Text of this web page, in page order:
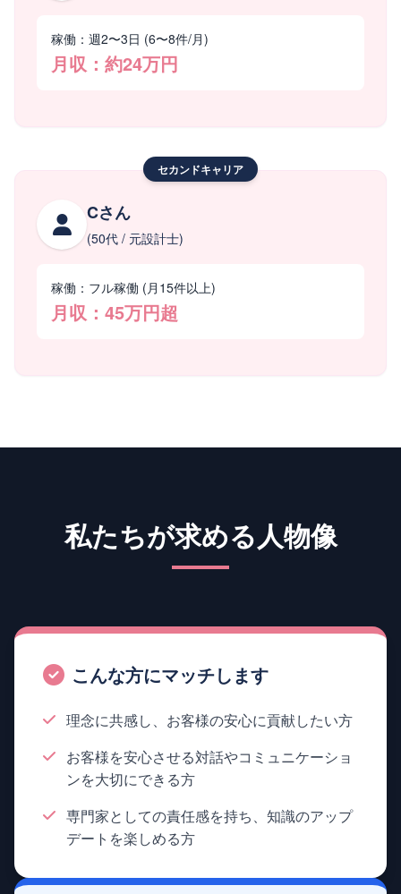
稼働：週2〜3日 (6〜8件/月)
月収：約24万円
セカンドキャリア
Cさん
(50代 / 元設計士)
稼働：フル稼働 (月15件以上)
月収：45万円超
私たちが求める人物像
こんな方にマッチします
理念に共感し、お客様の安心に貢献したい方
お客様を安心させる対話やコミュニケーショ
ンを大切にできる方
専門家としての責任感を持ち、知識のアップ
デートを楽しめる方